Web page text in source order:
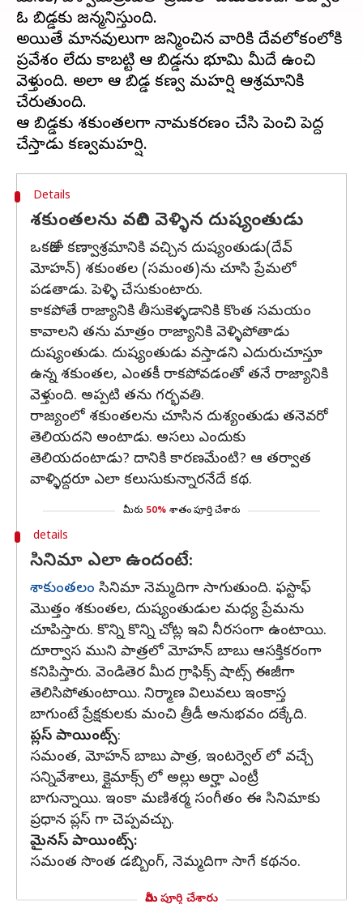
ఓ బిడ్డకు జన్మనిస్తుంది.
అయితే మానవులుగా జన్మించిన వారికి దేవలోకంలోకి
ప్రవేశం లేదు కాబట్టి ఆ బిడ్డను భూమి మీదే ఉంచి
వెళ్తుంది. అలా ఆ బిడ్డ కణ్వ మహర్షి ఆశ్రమానికి
చేరుతుంది.
ఆ బిడ్డకు శకుంతలగా నామకరణం చేసి పెంచి పెద్ద
Details
శకుంతలను వదిలి వెళ్ళిన దుష్యంతుడు
ఒకరోజు కణ్వాశ్రమానికి వచ్చిన దుష్యంతుడు(దేవ్
మోహన్) శకుంతల (సమంత)ను చూసి ప్రేమలో
పడతాడు. పెళ్ళి చేసుకుంటారు.
కాకపోతే రాజ్యానికి తీసుకెళ్ళడానికి కొంత సమయం
కావాలని తను మాత్రం రాజ్యానికి వెళ్ళిపోతాడు
దుష్యంతుడు. దుష్యంతుడు వస్తాడని ఎదురుచూస్తూ
ఉన్న శకుంతల, ఎంతకీ రాకపోవడంతో తనే రాజ్యానికి
వెళ్తుంది. అప్పటి తను గర్భవతి.
రాజ్యంలో శకుంతలను చూసిన దుశ్యంతుడు తనెవరో
తెలియదని అంటాడు. అసలు ఎందుకు
తెలియదంటాడు? దానికి కారణమేంటి? ఆ తర్వాత
వాళ్ళిద్దరూ ఎలా కలుసుకున్నారనేదే కథ.
మీరు 50% శాతం పూర్తి చేశారు
details
సినిమా ఎలా ఉందంటే:
శాకుంతలం సినిమా నెమ్మదిగా సాగుతుంది. ఫస్టాఫ్
మొత్తం శకుంతల, దుష్యంతుడుల మధ్య ప్రేమను
చూపిస్తారు. కొన్ని కొన్ని చోట్ల ఇవి నీరసంగా ఉంటాయి.
దూర్వాస ముని పాత్రలో మోహన్ బాబు ఆసక్తికరంగా
కనిపిస్తారు. వెండితెర మీద గ్రాఫిక్స్ షాట్స్ ఈజీగా
తెలిసిపోతుంటాయి. నిర్మాణ విలువలు ఇంకాస్త
బాగుంటే ప్రేక్షకులకు మంచి త్రీడీ అనుభవం దక్కేది.
ప్లస్ పాయింట్స్:
సమంత, మోహన్ బాబు పాత్ర, ఇంటర్వెల్ లో వచ్చే
సన్నివేశాలు, క్లైమాక్స్ లో అల్లు అర్హా ఎంట్రీ
బాగున్నాయి. ఇంకా మణిశర్మ సంగీతం ఈ సినిమాకు
ప్రధాన ప్లస్ గా చెప్పవచ్చు.
మైనస్ పాయింట్స్:
సమంత సొంత డబ్బింగ్, నెమ్మదిగా సాగే కథనం.
మీరు పూర్తి చేశారు